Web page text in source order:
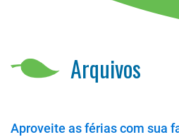
Arquivos
Aproveite as férias com sua